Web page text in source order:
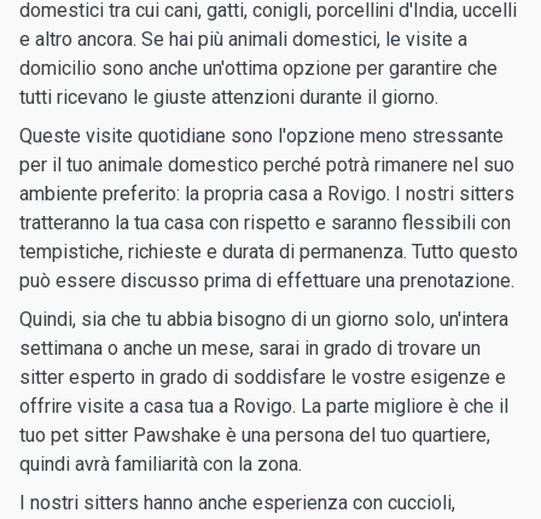
domestici tra cui cani, gatti, conigli, porcellini d'India, uccelli
e altro ancora. Se hai più animali domestici, le visite a
domicilio sono anche un'ottima opzione per garantire che
tutti ricevano le giuste attenzioni durante il giorno.
Queste visite quotidiane sono l'opzione meno stressante
per il tuo animale domestico perché potrà rimanere nel suo
ambiente preferito: la propria casa a Rovigo. I nostri sitters
tratteranno la tua casa con rispetto e saranno flessibili con
tempistiche, richieste e durata di permanenza. Tutto questo
può essere discusso prima di effettuare una prenotazione.
Quindi, sia che tu abbia bisogno di un giorno solo, un'intera
settimana o anche un mese, sarai in grado di trovare un
sitter esperto in grado di soddisfare le vostre esigenze e
offrire visite a casa tua a Rovigo. La parte migliore è che il
tuo pet sitter Pawshake è una persona del tuo quartiere,
quindi avrà familiarità con la zona.
I nostri sitters hanno anche esperienza con cuccioli,